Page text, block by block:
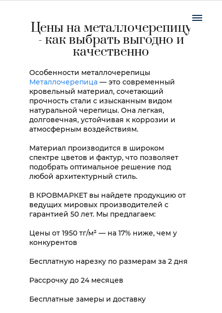
Цены на металлочерепицу
- как выбрать выгодно и
качественно
Особенности металлочерепицы
Металлочерепица — это современный
кровельный материал, сочетающий
прочность стали с изысканным видом
натуральной черепицы. Она легкая,
долговечная, устойчивая к коррозии и
атмосферным воздействиям.
Материал производится в широком
спектре цветов и фактур, что позволяет
подобрать оптимальное решение под
любой архитектурный стиль.
В КРОВМАРКЕТ вы найдете продукцию от
ведущих мировых производителей с
гарантией 50 лет. Мы предлагаем:
Цены от 1950 тг/м² — на 17% ниже, чем у
конкурентов
Бесплатную нарезку по размерам за 2 дня
Рассрочку до 24 месяцев
Бесплатные замеры и доставку